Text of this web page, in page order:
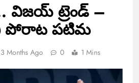
విజయ్ ట్రెండ్ –
పోరాట పటిమ
3 Months Ago 0 1 Mins